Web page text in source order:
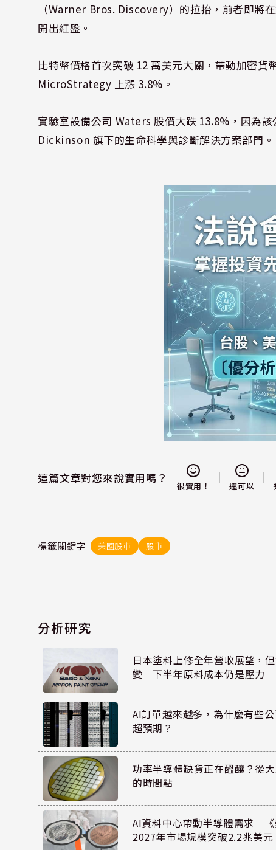
（Warner Bros. Discovery）的拉抬，前者即將
開出紅盤。
比特幣價格首次突破 12 萬美元大關，帶動加密
MicroStrategy 上漲 3.8%。
實驗室設備公司 Waters 股價大跌 13.8%，因為
Dickinson 旗下的生命科學與診斷解決方案部門。
這篇文章對您來說實用嗎？
很實用！ 還可以
標籤關鍵字 美國股市 股市
分析研究
日本塗料上修全年營收展望，
變 下半年原料成本仍是壓力
AI訂單越來越多，為什麼有些
超預期？
功率半導體缺貨正在醞釀？從
的時間點
AI資料中心帶動半導體需求
2027年市場規模突破2.2兆美元